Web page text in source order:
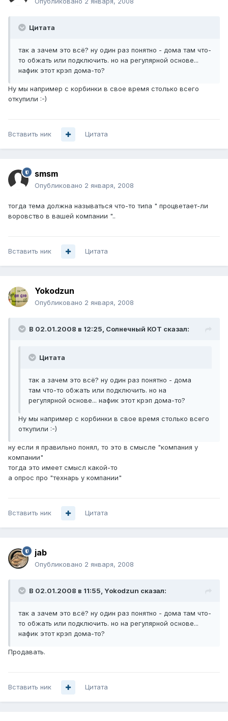
Цитата
так а зачем это всё? ну один раз понятно - дома там что-
то обжать или подключить. но на регулярной основе...
нафик этот крэп дома-то?
Ну мы например с корбинки в свое время столько всего
откупили :-)
Вставить ник Цитата
smsm
Опубликовано 2 января, 2008
тогда тема должна называться что-то типа " процветает-ли
воровство в вашей компании "..
Вставить ник Цитата
Yokodzun
Опубликовано 2 января, 2008
В 02.01.2008 в 12:25, Солнечный КОТ сказал:
Цитата
так а зачем это всё? ну один раз понятно - дома
там что-то обжать или подключить. но на
регулярной основе... нафик этот крэп дома-то?
Ну мы например с корбинки в свое время столько всего
откупили :-)
ну если я правильно понял, то это в смысле "компания у
компании"
тогда это имеет смысл какой-то
а опрос про "технарь у компании"
Вставить ник Цитата
jab
Опубликовано 2 января, 2008
В 02.01.2008 в 11:55, Yokodzun сказал:
так а зачем это всё? ну один раз понятно - дома там что-
то обжать или подключить. но на регулярной основе...
нафик этот крэп дома-то?
Продавать.
Вставить ник Цитата